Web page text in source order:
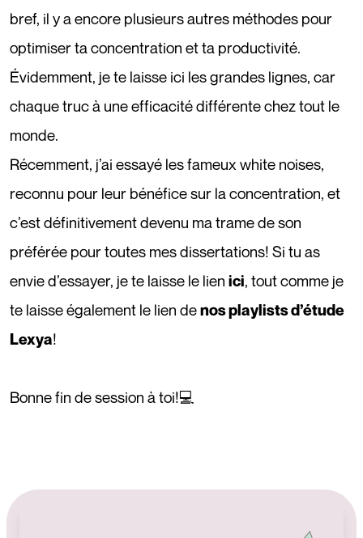
bref, il y a encore plusieurs autres méthodes pour
optimiser ta concentration et ta productivité.
Évidemment, je te laisse ici les grandes lignes, car
chaque truc à une efficacité différente chez tout le
monde.
Récemment, j’ai essayé les fameux white noises,
reconnu pour leur bénéfice sur la concentration, et
c’est définitivement devenu ma trame de son
préférée pour toutes mes dissertations! Si tu as
envie d’essayer, je te laisse le lien ici, tout comme je
te laisse également le lien denos playlists d’étude
Lexya!
Bonne fin de session à toi!💻